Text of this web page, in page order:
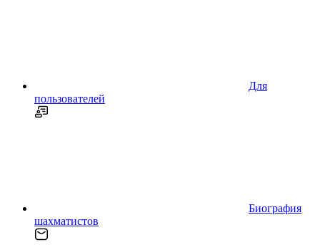
Для
пользователей
Биография
шахматистов